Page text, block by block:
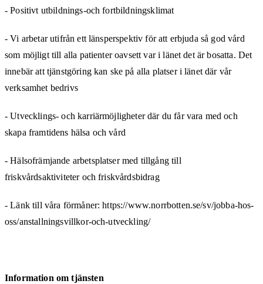
- Positivt utbildnings-och fortbildningsklimat
- Vi arbetar utifrån ett länsperspektiv för att erbjuda så god vård
som möjligt till alla patienter oavsett var i länet det är bosatta. Det
innebär att tjänstgöring kan ske på alla platser i länet där vår
verksamhet bedrivs
- Utvecklings- och karriärmöjligheter där du får vara med och
skapa framtidens hälsa och vård
- Hälsofrämjande arbetsplatser med tillgång till
friskvårdsaktiviteter och friskvårdsbidrag
- Länk till våra förmåner: https://www.norrbotten.se/sv/jobba-hos-
oss/anstallningsvillkor-och-utveckling/
Information om tjänsten